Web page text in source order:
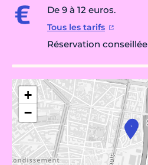
De 9 à 12 euros.
Tous les tarifs
Réservation conseillée
+
−